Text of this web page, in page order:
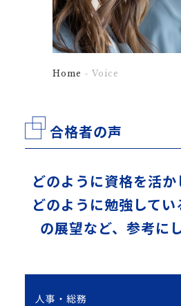
Home - Voice
合格者の声
どのように資格を活か
どのように勉強してい
の展望など、参考に
人事・総務